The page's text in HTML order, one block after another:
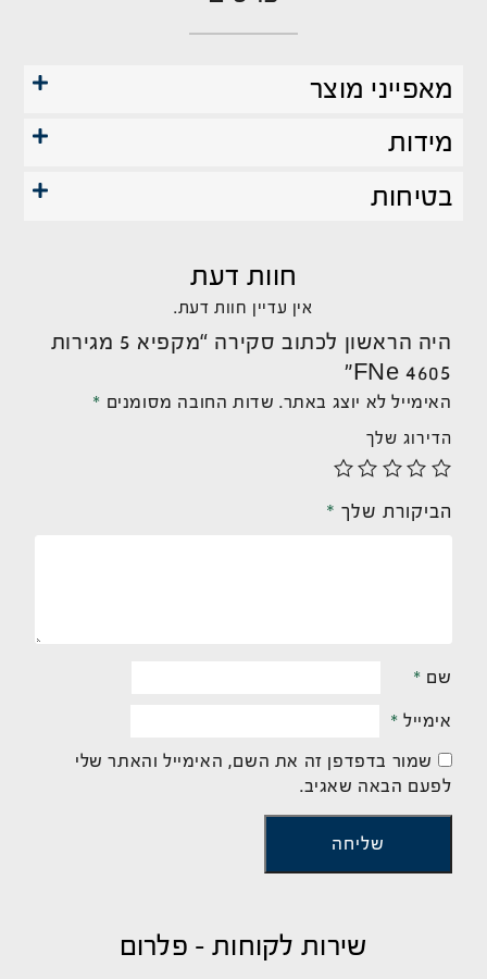
מאפייני מוצר
מידות
בטיחות
חוות דעת
אין עדיין חוות דעת.
היה הראשון לכתוב סקירה “מקפיא 5 מגירות
FNe 4605”
האימייל לא יוצג באתר. שדות החובה מסומנים *
הדירוג שלך
הביקורת שלך *
שם *
אימייל *
שמור בדפדפן זה את השם, האימייל והאתר שלי
לפעם הבאה שאגיב.
שירות לקוחות - פלרום